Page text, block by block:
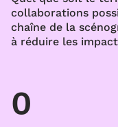
collaborations
chaîne de la
à réduire les
0